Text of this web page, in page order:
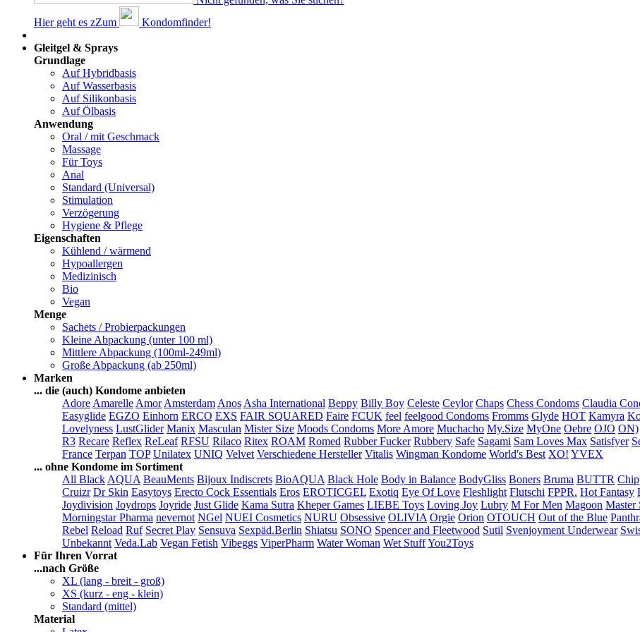
Hier geht es zZum
Kondomfinder!
Gleitgel & Sprays
Grundlage
Auf Hybridbasis
Auf Wasserbasis
Auf Silikonbasis
Auf Ölbasis
Anwendung
Oral / mit Geschmack
Massage
Für Toys
Anal
Standard (Universal)
Stimulation
Verzögerung
Hygiene & Pflege
Eigenschaften
Kühlend / wärmend
Hypoallergen
Medizinisch
Bio
Vegan
Menge
Sachets / Probierpackungen
Kleine Abpackung (unter 100 ml)
Mittlere Abpackung (100ml-249ml)
Große Abpackung (ab 250ml)
Marken
... die (auch) Kondome anbieten
Adore Amarelle Amor Amsterdam Anos Asha International Beppy Billy Boy Celeste Ceylor Chaps Chess Condoms Claudia
Easyglide EGZO Einhorn ERCO EXS FAIR SQUARED Faire FCUK feel feelgood Condoms Fromms Glyde HOT Kamyra
Lovelyness LustGlider Manix Masculan Mister Size Moods Condoms More Amore Muchacho My.Size MyOne Oebre OJO ON)
R3 Recare Reflex ReLeaf RFSU Rilaco Ritex ROAM Romed Rubber Fucker Rubbery Safe Sagami Sam Loves Max Satisfyer
France Terpan TOP Unilatex UNIQ Velvet Verschiedene Hersteller Vitalis Wingman Kondome World's Best XO! YVEX
... ohne Kondome im Sortiment
All Black AQUA BeauMents Bijoux Indiscrets BioAQUA Black Hole Body in Balance BodyGliss Boners Bruma BUTTR
Cruizr Dr Skin Easytoys Erecto Cock Essentials Eros EROTICGEL Exotiq Eye Of Love Fleshlight Flutschi FPPR. Hot Fantasy
Joydivision Joydrops Joyride Just Glide Kama Sutra Kheper Games LIEBE Toys Loving Joy Lubry M For Men Magoon Master
Morningstar Pharma nevernot NGel NUEI Cosmetics NURU Obsessive OLIVIA Orgie Orion OTOUCH Out of the Blue
Rebel Reload Ruf Secret Play Sensuva Sexpäd.Berlin Shiatsu SONO Spencer and Fleetwood Sutil Svenjoyment Underwear
Unbekannt Veda.Lab Vegan Fetish Vibeggs ViperPharm Water Woman Wet StuffYou2Toys
Für Ihren Vorrat
...nach Größe
XL (lang - breit - groß)
XS (kurz - eng - klein)
Standard (mittel)
Material